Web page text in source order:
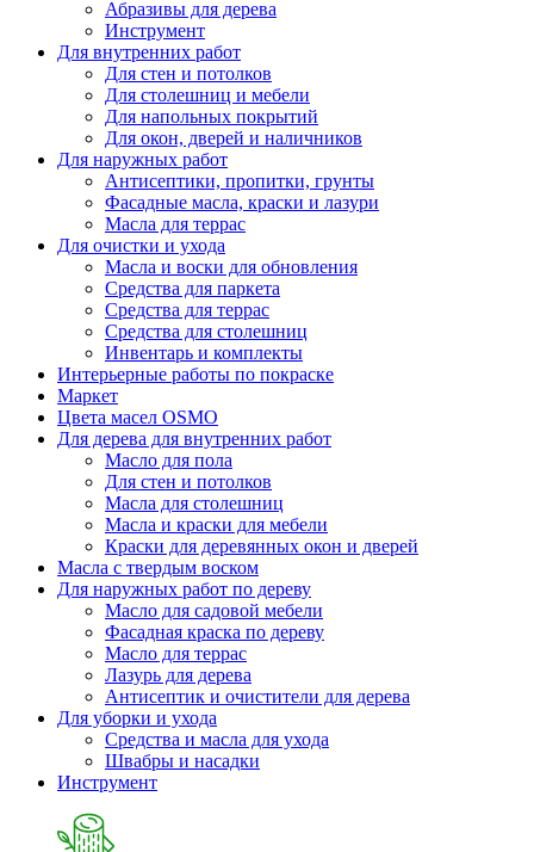
Абразивы для дерева
Инструмент
Для внутренних работ
Для стен и потолков
Для столешниц и мебели
Для напольных покрытий
Для окон, дверей и наличников
Для наружных работ
Антисептики, пропитки, грунты
Фасадные масла, краски и лазури
Масла для террас
Для очистки и ухода
Масла и воски для обновления
Средства для паркета
Средства для террас
Средства для столешниц
Инвентарь и комплекты
Интерьерные работы по покраске
Маркет
Цвета масел OSMO
Для дерева для внутренних работ
Масло для пола
Для стен и потолков
Масла для столешниц
Масла и краски для мебели
Краски для деревянных окон и дверей
Масла с твердым воском
Для наружных работ по дереву
Масло для садовой мебели
Фасадная краска по дереву
Масло для террас
Лазурь для дерева
Антисептик и очистители для дерева
Для уборки и ухода
Средства и масла для ухода
Швабры и наcадки
Инструмент